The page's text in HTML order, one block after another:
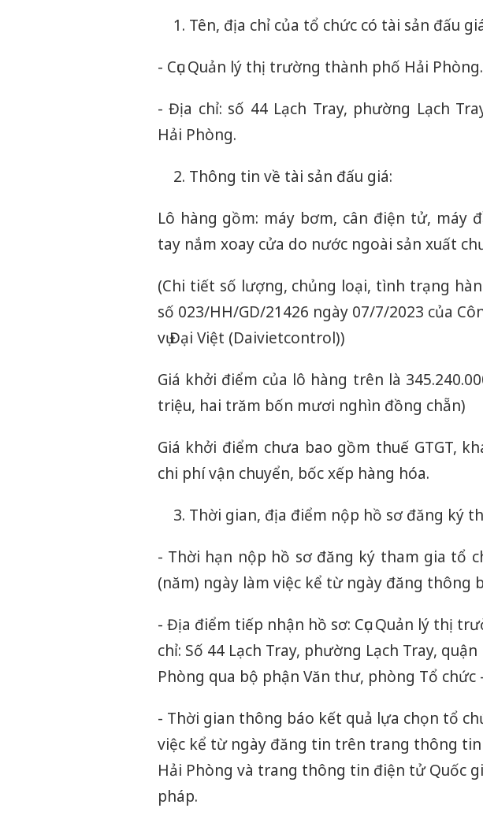
Tên, địa chỉ của tổ chức có tài sản đấu
- Cục Quản lý thị trường thành phố Hải Phòng.
- Địa chỉ: số 44 Lạch Tray, phường Lạch
Hải Phòng.
Thông tin về tài sản đấu giá:
Lô hàng gồm: máy bơm, cân điện tử, máy
tay nắm xoay cửa do nước ngoài sản xuất
(Chi tiết số lượng, chủng loại, tình trạng
số 023/HH/GD/21426 ngày 07/7/2023 của
vụ Đại Việt (Daivietcontrol))
Giá khởi điểm của lô hàng trên là
triệu, hai trăm bốn mươi nghìn đồng chẵn)
Giá khởi điểm chưa bao gồm thuế GTGT,
chi phí vận chuyển, bốc xếp hàng hóa.
Thời gian, địa điểm nộp hồ sơ đăng ký
- Thời hạn nộp hồ sơ đăng ký tham gia tổ
(năm) ngày làm việc kể từ ngày đăng thông
- Địa điểm tiếp nhận hồ sơ: Cục Quản lý thị
chỉ: Số 44 Lạch Tray, phường Lạch Tray,
Phòng qua bộ phận Văn thư, phòng Tổ chức
- Thời gian thông báo kết quả lựa chọn tổ
việc kể từ ngày đăng tin trên trang thông tin
Hải Phòng và trang thông tin điện tử Quốc
pháp.